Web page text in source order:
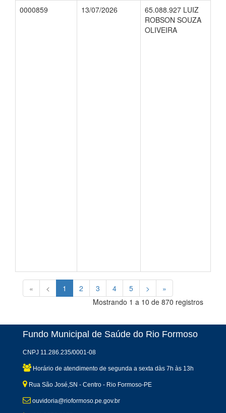
0000859 13/07/2026
65.088.927 LUIZ
ROBSON SOUZA
OLIVEIRA
« < 1 2 3 4 5 >
»
Mostrando 1 a 10 de 870 registros
Fundo Municipal de Saúde do Rio Formoso
CNPJ 11.286.235/0001-08
Horário de atendimento de segunda a sexta dàs 7h às 13h
Rua São José,SN - Centro - Rio Formoso-PE
ouvidoria@rioformoso.pe.gov.br